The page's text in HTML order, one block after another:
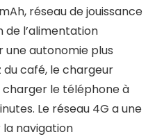
réseau de jouissance
de l’alimentation
autonomie plus
du café, le chargeur
charger le téléphone à
Le réseau 4G a une
navigation